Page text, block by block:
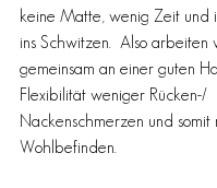
keine Matte, wenig Zeit und
ins Schwitzen.  Also arbeiten
gemeinsam an einer guten
Flexibilität weniger Rücken-/
Nackenschmerzen und somit
Wohlbefinden.